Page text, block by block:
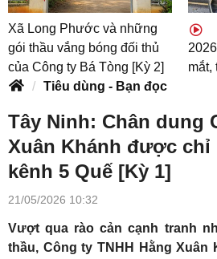
Xã Long Phước và những
gói thầu vắng bóng đối thủ
của Công ty Bá Tòng [Kỳ 2]
mắt,
Tiêu dùng - Bạn đọc
Tây Ninh: Chân dung
Xuân Khánh được
kênh 5 Quế [Kỳ 1]
21/05/2026 10:32
Vượt qua rào cản cạnh tranh
thầu, Công ty TNHH Hằng